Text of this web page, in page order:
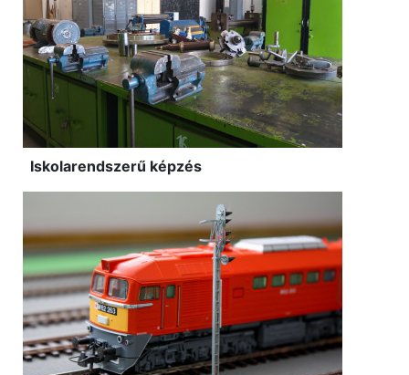
Iskolarendszerű képzés